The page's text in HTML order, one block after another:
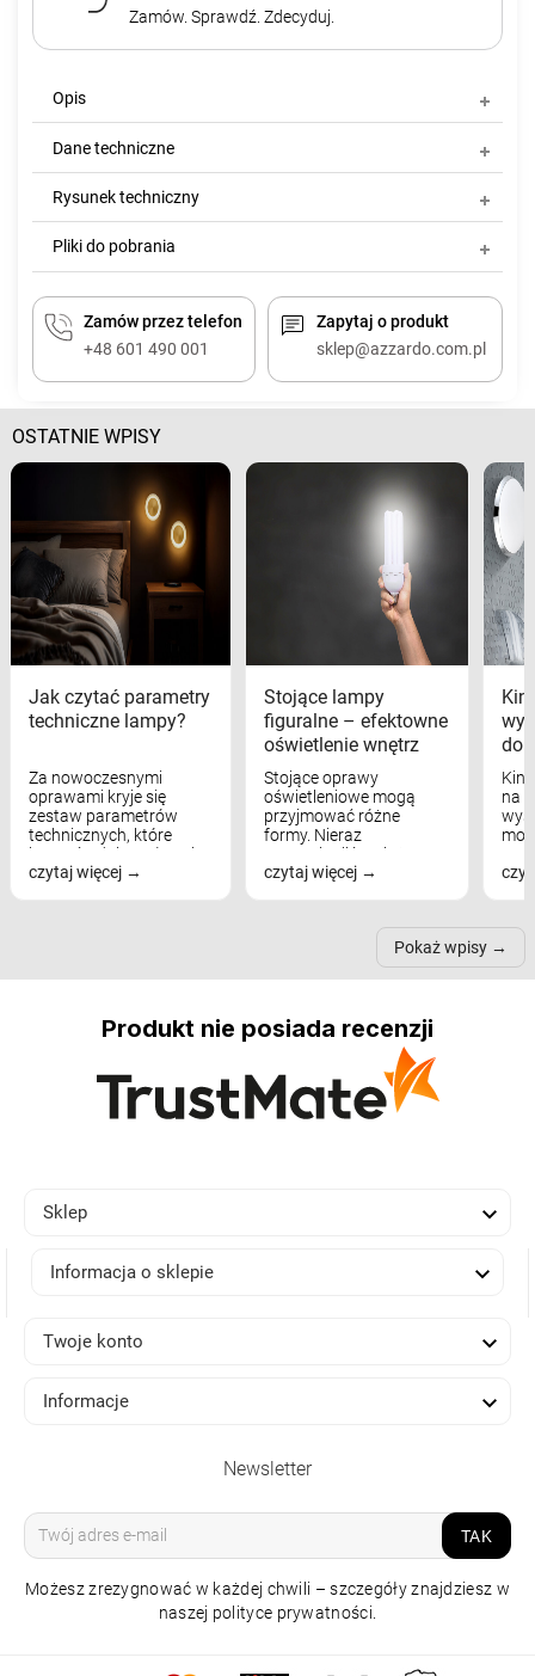
Zamów. Sprawdź. Zdecyduj.
Opis
Dane techniczne
Rysunek techniczny
Pliki do pobrania
Zamów przez telefon
+48 601 490 001
Zapytaj o produkt
sklep@azzardo.com.pl
OSTATNIE WPISY
Jak czytać parametry
techniczne lampy?
Za nowoczesnymi
oprawami kryje się
zestaw parametrów
technicznych, które
bezpośrednio wpływają
na komfort widzenia,
czytaj więcej
Stojące lampy
figuralne – efektowne
oświetlenie wnętrz
Stojące oprawy
oświetleniowe mogą
przyjmować różne
formy. Nieraz
wspominaliśmy już
modele na łukowych
nich może przydać się w
czytaj więcej
na
Pokaż wpisy
Produkt nie posiada recenzji
Sklep 
Informacja o sklepie 
Twoje konto 
Informacje 
Newsletter
TAK
Możesz zrezygnować w każdej chwili – szczegóły znajdziesz w
naszej polityce prywatności.